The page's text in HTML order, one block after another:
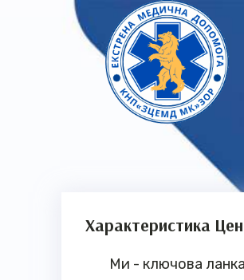
Характеристика
Ми - ключова ланка